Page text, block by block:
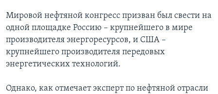
Мировой нефтяной конгресс призван был свести на
одной площадке Россию – крупнейшего в мире
производителя энергоресурсов, и США –
крупнейшего производителя передовых
энергетических технологий.
Однако, как отмечает эксперт по нефтяной отрасли